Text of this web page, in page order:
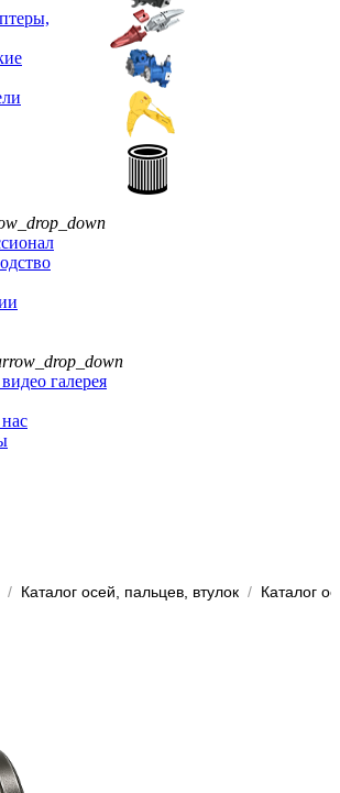
галерея
/ Каталог осей, пальцев, втулок / Каталог